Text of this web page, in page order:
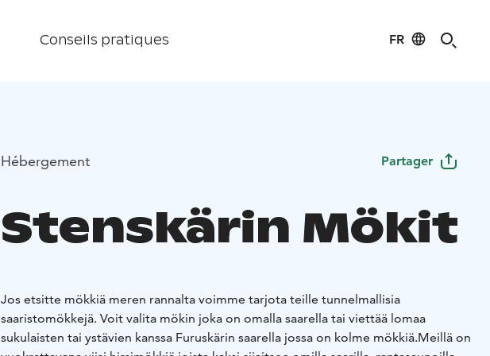
Conseils pratiques FR
Hébergement Partager
Stenskärin Mökit
Jos etsitte mökkiä meren rannalta voimme tarjota teille tunnelmallisia
saaristomökkejä. Voit valita mökin joka on omalla saarella tai viettää lomaa
sukulaisten tai ystävien kanssa Furuskärin saarella jossa on kolme mökkiä.Meillä on